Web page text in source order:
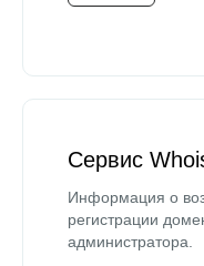
Сервис
Информация о
регистрации
администратора.